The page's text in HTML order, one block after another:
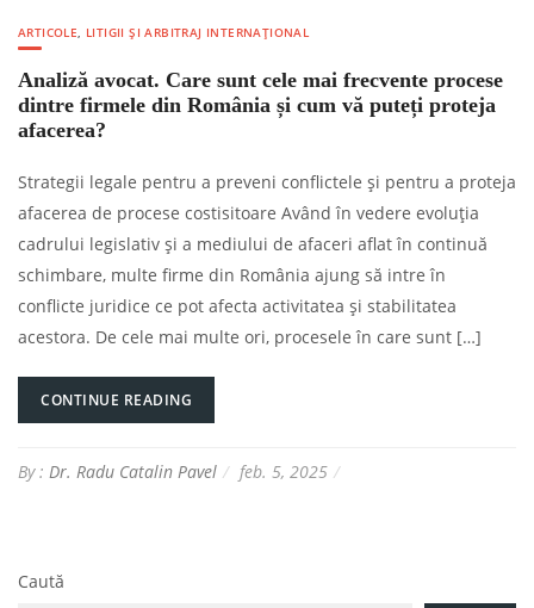
ARTICOLE, LITIGII ȘI ARBITRAJ INTERNAȚIONAL
Analiză avocat. Care sunt cele mai frecvente procese
dintre firmele din România și cum vă puteți proteja
afacerea?
Strategii legale pentru a preveni conflictele și pentru a proteja
afacerea de procese costisitoare Având în vedere evoluția
cadrului legislativ și a mediului de afaceri aflat în continuă
schimbare, multe firme din România ajung să intre în
conflicte juridice ce pot afecta activitatea și stabilitatea
acestora. De cele mai multe ori, procesele în care sunt […]
CONTINUE READING
By : Dr. Radu Catalin Pavel feb. 5, 2025
Caută